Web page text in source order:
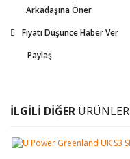
Arkadaşına Öner
Fiyatı Düşünce Haber Ver
Paylaş
İLGİLİ DİĞER ÜRÜNLER